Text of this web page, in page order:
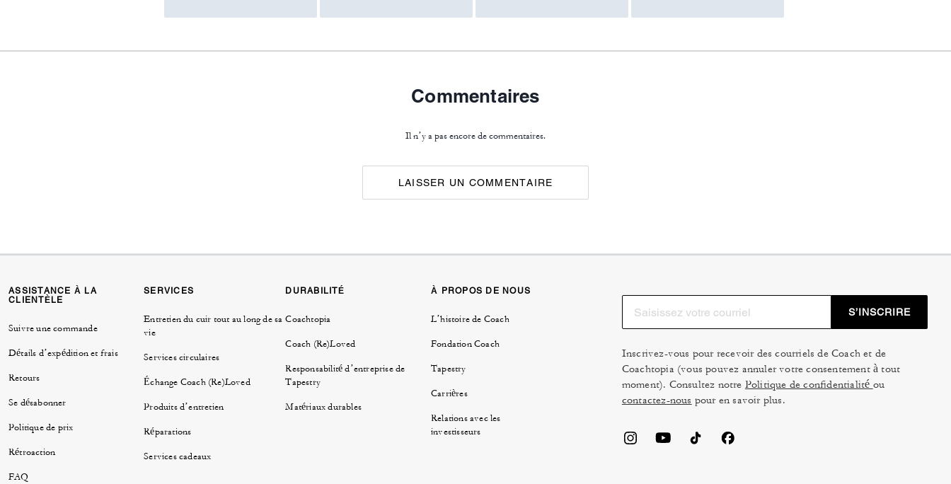
Commentaires
Il n’y a pas encore de commentaires.
LAISSER UN COMMENTAIRE
ASSISTANCE À LA
CLIENTÈLE
Suivre une commande
Détails d’expédition et frais
Retours
Se désabonner
Politique de prix
Rétroaction
FAQ
SERVICES
Entretien du cuir tout au long de sa
vie
Services circulaires
Échange Coach (Re)Loved
Produits d’entretien
Réparations
Services cadeaux
DURABILITÉ
Coachtopia
Coach (Re)Loved
Responsabilité d’entreprise de
Tapestry
Matériaux durables
À PROPOS DE NOUS
L’histoire de Coach
Fondation Coach
Tapestry
Carrières
Relations avec les
investisseurs
S’INSCRIRE
Inscrivez-vous pour recevoir des courriels de Coach et de
Coachtopia (vous pouvez annuler votre consentement à tout
moment). Consultez notre Politique de confidentialité ou
contactez-nous pour en savoir plus.